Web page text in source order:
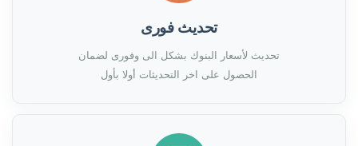
تحديث فورى
تحديث لأسعار البنوك بشكل الى وفورى لضمان
الحصول على اخر التحديثات أولا بأول